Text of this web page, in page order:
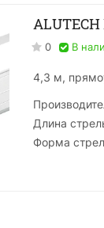
0 В
4,3 м,
Длина
Форма